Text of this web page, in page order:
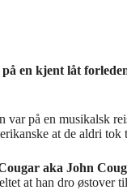
en kjent låt
på en musikalsk
at de aldri tok
aka John
at han dro